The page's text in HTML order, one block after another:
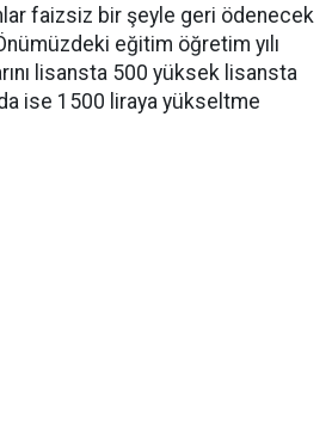
faizsiz bir şeyle geri ödenecek
eğitim öğretim yılı
lisansta 500 yüksek lisansta
ise 1500 liraya yükseltme